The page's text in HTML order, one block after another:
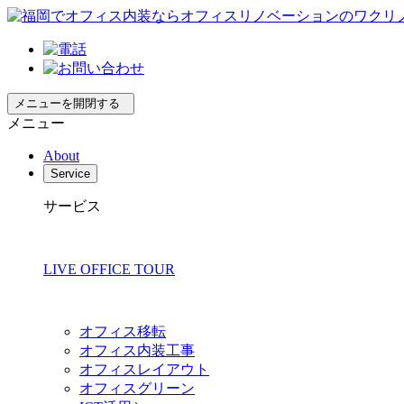
メニューを開閉する
メニュー
About
Service
サービス
LIVE OFFICE TOUR
オフィス移転
オフィス内装工事
オフィスレイアウト
オフィスグリーン